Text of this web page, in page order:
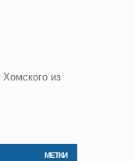
из
МЕТКИ